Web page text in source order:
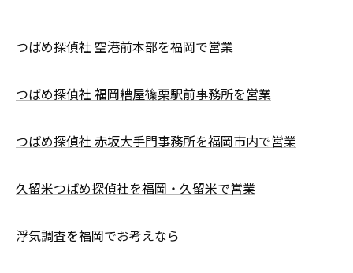
つばめ探偵社 空港前本部を福岡で営業
つばめ探偵社 福岡糟屋篠栗駅前事務所を営業
つばめ探偵社 赤坂大手門事務所を福岡市内で営業
久留米つばめ探偵社を福岡・久留米で営業
浮気調査を福岡でお考えなら